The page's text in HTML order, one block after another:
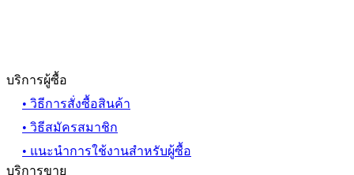
บริการผู้ซื้อ
• วิธีการสั่งซื้อสินค้า
• วิธีสมัครสมาชิก
• แนะนำการใช้งานสำหรับผู้ซื้อ
บริการขาย